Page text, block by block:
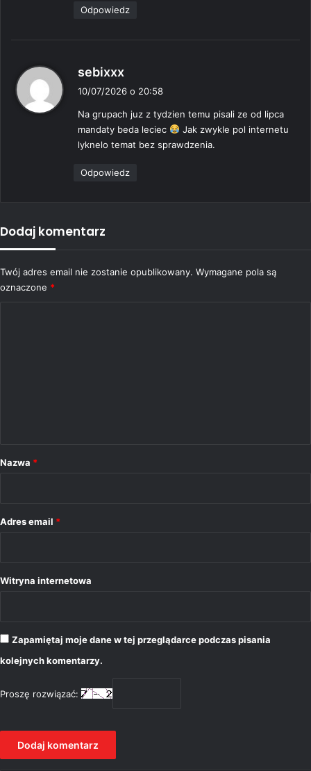
Odpowiedz
sebixxx
z
e
:
10/07/2026 o 20:58
Na grupach juz z tydzien temu pisali ze od lipca
mandaty beda leciec
Jak zwykle pol internetu
lyknelo temat bez sprawdzenia.
Odpowiedz
Dodaj komentarz
Twój adres email nie zostanie opublikowany. Wymagane pola są
oznaczone *
rNazwa *
Adres email *
Witryna internetowa
Zapamiętaj moje dane w tej przeglądarce podczas pisania
kolejnych komentarzy.
Proszę rozwiązać: